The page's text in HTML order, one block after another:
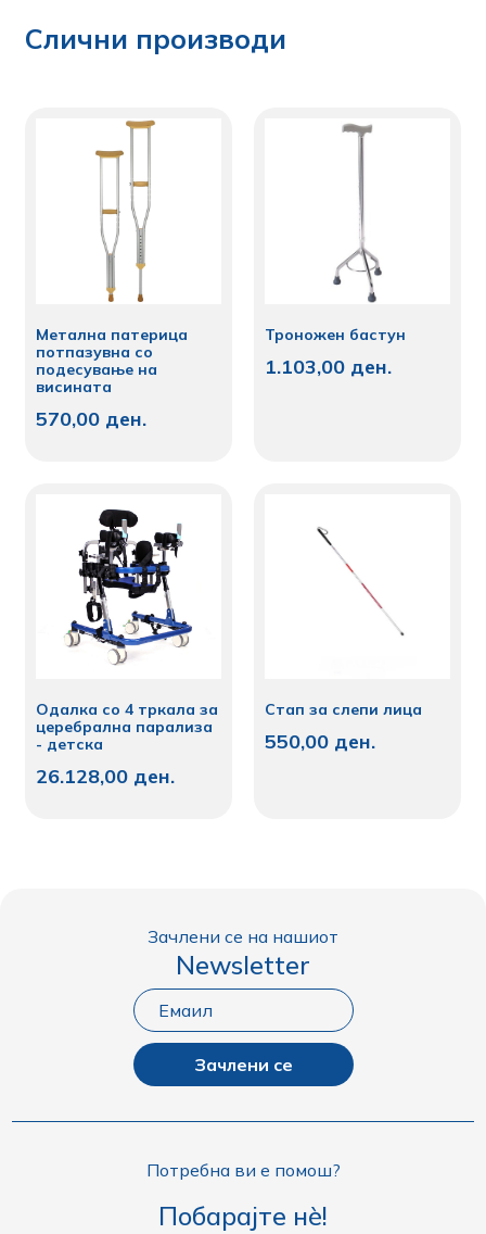
Слични производи
Mетална патерица
потпазувна со
подесување на
висината
570,00 ден.
Троножен бастун
1.103,00 ден.
Одалка со 4 тркала за
церебрална парализа
- детска
26.128,00 ден.
Стап за слепи лица
550,00 ден.
Зачлени се на нашиот
Newsletter
Зачлени се
Потребна ви е помош?
Побарајте нè!